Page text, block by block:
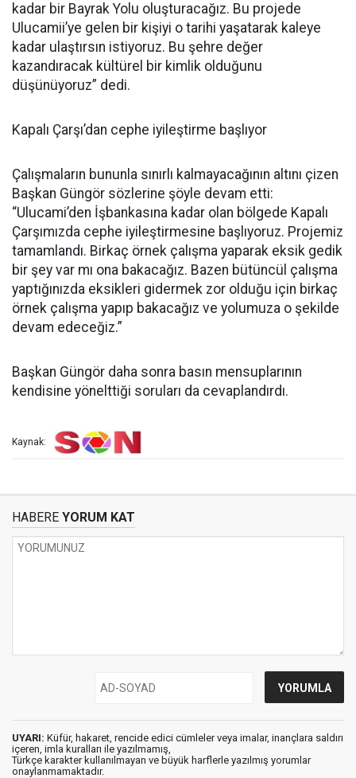
kadar bir Bayrak Yolu oluşturacağız. Bu projede
Ulucamii’ye gelen bir kişiyi o tarihi yaşatarak kaleye
kadar ulaştırsın istiyoruz. Bu şehre değer
kazandıracak kültürel bir kimlik olduğunu
düşünüyoruz” dedi.
Kapalı Çarşı’dan cephe iyileştirme başlıyor
Çalışmaların bununla sınırlı kalmayacağının altını çizen
Başkan Güngör sözlerine şöyle devam etti:
“Ulucami’den İşbankasına kadar olan bölgede Kapalı
Çarşımızda cephe iyileştirmesine başlıyoruz. Projemiz
tamamlandı. Birkaç örnek çalışma yaparak eksik gedik
bir şey var mı ona bakacağız. Bazen bütüncül çalışma
yaptığınızda eksikleri gidermek zor olduğu için birkaç
örnek çalışma yapıp bakacağız ve yolumuza o şekilde
devam edeceğiz.”
Başkan Güngör daha sonra basın mensuplarının
kendisine yönelttiği soruları da cevaplandırdı.
Kaynak:
HABERE YORUM KAT
UYARI: Küfür, hakaret, rencide edici cümleler veya imalar, inançlara saldırı
içeren, imla kuralları ile yazılmamış,
Türkçe karakter kullanılmayan ve büyük harflerle yazılmış yorumlar
onaylanmamaktadır.